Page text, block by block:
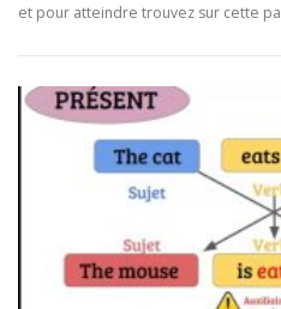
et pour atteindre trouvez sur cette